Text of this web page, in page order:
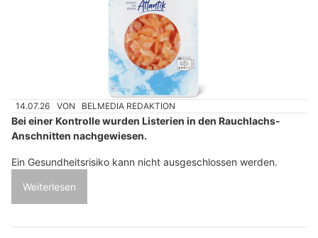
14.07.26 VON BELMEDIA REDAKTION
Bei einer Kontrolle wurden Listerien in den Rauchlachs-
Anschnitten nachgewiesen.
Ein Gesundheitsrisiko kann nicht ausgeschlossen werden.
Weiterlesen